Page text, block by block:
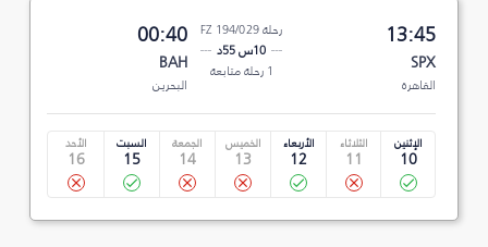
13:45
SPX
القاهرة
رحلة FZ 194/029
10س 55د
1 رحلة متابعة
00:40
BAH
البحرين
الإثنين
10
الثلاثاء
11
الأربعاء
12
الخميس
13
الجمعة
14
السبت
15
الأحد
16